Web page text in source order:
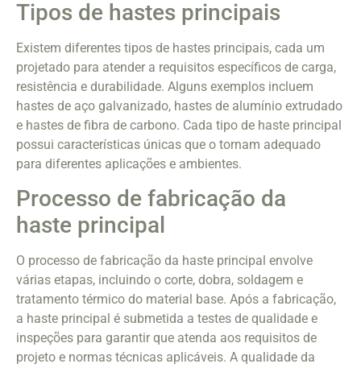
Tipos de hastes principais
Existem diferentes tipos de hastes principais, cada um
projetado para atender a requisitos específicos de carga,
resistência e durabilidade. Alguns exemplos incluem
hastes de aço galvanizado, hastes de alumínio extrudado
e hastes de fibra de carbono. Cada tipo de haste principal
possui características únicas que o tornam adequado
para diferentes aplicações e ambientes.
Processo de fabricação da
haste principal
O processo de fabricação da haste principal envolve
várias etapas, incluindo o corte, dobra, soldagem e
tratamento térmico do material base. Após a fabricação,
a haste principal é submetida a testes de qualidade e
inspeções para garantir que atenda aos requisitos de
projeto e normas técnicas aplicáveis. A qualidade da